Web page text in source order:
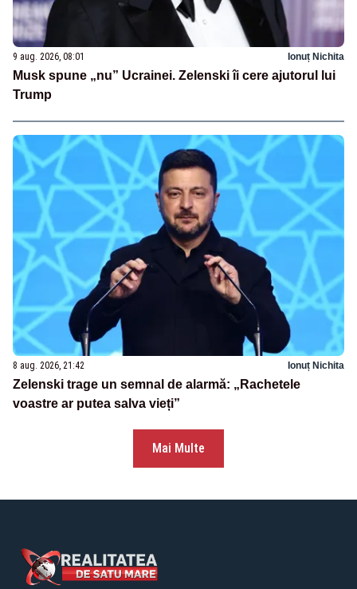
9 aug. 2026, 08:01 Ionuț Nichita
Musk spune „nu” Ucrainei. Zelenski îi cere ajutorul lui
Trump
8 aug. 2026, 21:42 Ionuț Nichita
Zelenski trage un semnal de alarmă: „Rachetele
voastre ar putea salva vieți”
Mai Multe